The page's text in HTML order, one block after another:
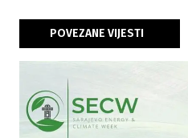
POVEZANE VIJESTI